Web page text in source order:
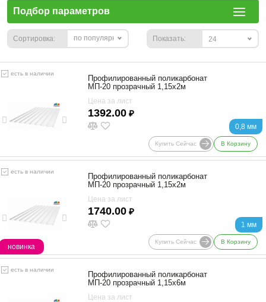
Подбор параметров
Сортировка: по популярности Показать: 24
есть в наличии
0,8 мм
Профилированный поликарбонат
МП-20 прозрачный 1,15х2м
Цена за лист
1392.00 ₽
Купить Сейчас В Корзину
есть в наличии
новинка
1 мм
Профилированный поликарбонат
МП-20 прозрачный 1,15х2м
Цена за лист
1740.00 ₽
Купить Сейчас В Корзину
есть в наличии
Профилированный поликарбонат
МП-20 прозрачный 1,15х6м
Цена за лист